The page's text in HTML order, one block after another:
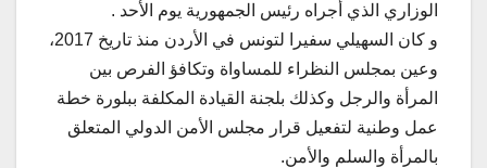
الوزاري الذي أجراه رئيس الجمهورية يوم الأحد .
و كان السهيلي سفيرا لتونس في الأردن منذ تاريخ 2017،
وعين بمجلس النظراء للمساواة وتكافؤ الفرص بين
المرأة والرجل وكذلك بلجنة القيادة المكلفة ببلورة خطة
عمل وطنية لتفعيل قرار مجلس الأمن الدولي المتعلق
بالمرأة والسلم والأمن.